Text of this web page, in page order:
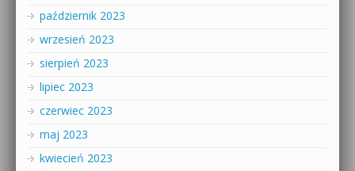
październik 2023
wrzesień 2023
sierpień 2023
lipiec 2023
czerwiec 2023
maj 2023
kwiecień 2023